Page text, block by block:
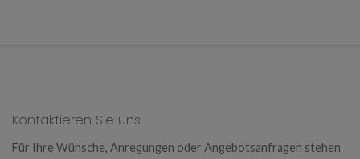
Kontaktieren Sie uns
Für Ihre Wünsche, Anregungen oder Angebotsanfragen stehen